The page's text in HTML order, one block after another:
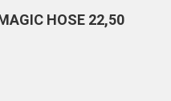
HOSE 22,50